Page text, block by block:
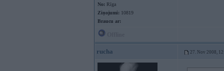
No: Rīga
Ziņojumi: 10819
Braucu ar:
rucha 27. Nov 2008,